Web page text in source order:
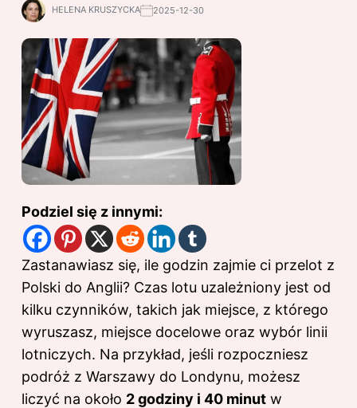
HELENA KRUSZYCKA 2025-12-30
Podziel się z innymi:
Zastanawiasz się, ile godzin zajmie ci przelot z
Polski do Anglii? Czas lotu uzależniony jest od
kilku czynników, takich jak miejsce, z którego
wyruszasz, miejsce docelowe oraz wybór linii
lotniczych. Na przykład, jeśli rozpoczniesz
podróż z Warszawy do Londynu, możesz
liczyć na około 2 godziny i 40 minut w